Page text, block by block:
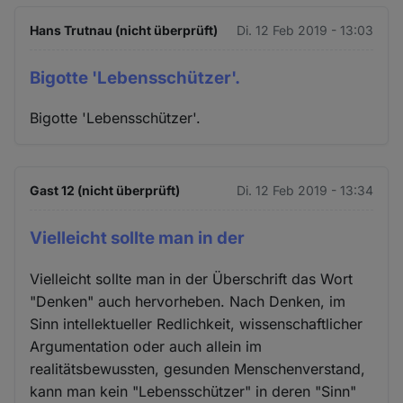
Hans Trutnau (nicht überprüft) Di. 12 Feb 2019 - 13:03
Bigotte 'Lebensschützer'.
Bigotte 'Lebensschützer'.
Gast 12 (nicht überprüft) Di. 12 Feb 2019 - 13:34
Vielleicht sollte man in der
Vielleicht sollte man in der Überschrift das Wort
"Denken" auch hervorheben. Nach Denken, im
Sinn intellektueller Redlichkeit, wissenschaftlicher
Argumentation oder auch allein im
realitätsbewussten, gesunden Menschenverstand,
kann man kein "Lebensschützer" in deren "Sinn"